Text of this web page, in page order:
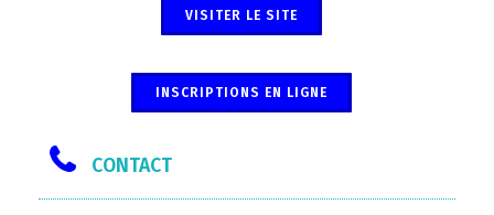
VISITER LE SITE
INSCRIPTIONS EN LIGNE
CONTACT